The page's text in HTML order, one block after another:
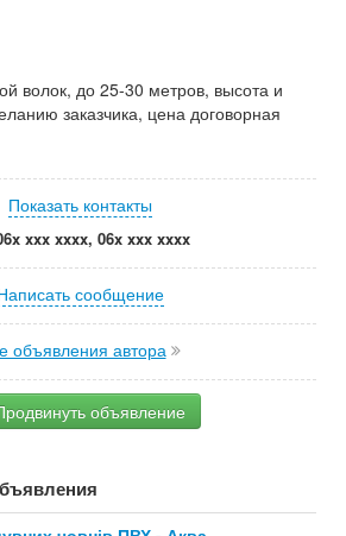
волок, до 25-30 метров, высота и
заказчика, цена договорная
Показать контакты
xxx xxxx, 06x xxx xxxx
сообщение
объявления автора
объявление